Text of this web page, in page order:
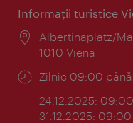
Informaţii turistice
Locul:
Albertinaplatz/
1010 Viena
Program:
Zilnic 09:00
24.12.2025:
31.12.2025: